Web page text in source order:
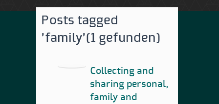
Posts tagged
'family'(1 gefunden)
Collecting and
sharing personal,
family and